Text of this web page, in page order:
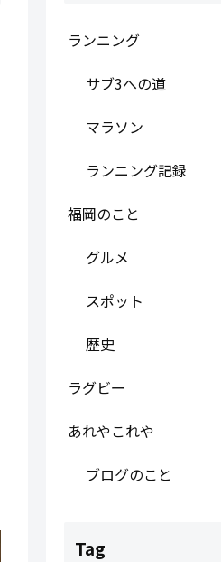
ランニング
サブ3への道
マラソン
ランニング記録
福岡のこと
グルメ
スポット
歴史
ラグビー
あれやこれや
ブログのこと
Tag